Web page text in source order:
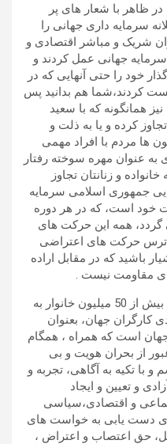
در ظاهر با شعار های پر
سرمایه داری جهانی را
شریک و مباشر اقتصادی و
جهانی عمل کردند و
خود را حتی آنهایی که در
کردند،شما هم بدانید پس
همانگونه که با سعید
کرده و یا به ذلت و
ها مردم با افراد مهمی
عنوان مهره سوخته رفتار
و زنانتان تجاوز
جمهوری اسلامی سرمایه
خود است، که در هر دوره
همه این حرکت های
ترس حرکت های اعتراضی
باشید که در مقابل اراده
طبقه 14 میلیونی کارگران ایران با بیش از 50 میلیون خانوار به
کارگران جهان، بعنوان
جهان است که همراه ، همگام
از بحران هویت و بی
و با تکیه به آگاهی، تجربه و
و تعیین و ایجاد
و اقتصادی،سیاسی
دست یابی به خواست های
حق اعتصاب و اعتراض ،